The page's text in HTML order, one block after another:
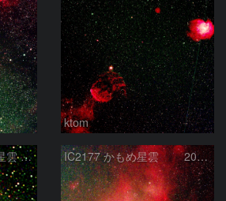
ktom
NGC2359 トールの兜星雲 2026-2-9 IC2177 かもめ星雲 2026-2-9